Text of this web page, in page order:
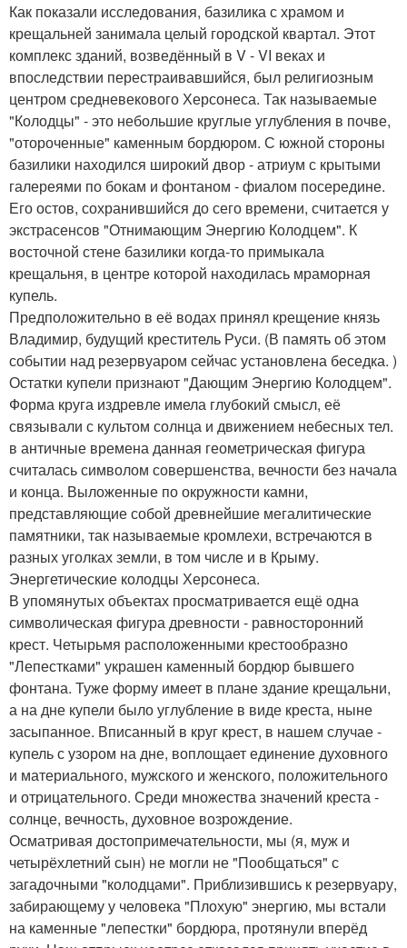
Как показали исследования, базилика с храмом и
крещальней занимала целый городской квартал. Этот
комплекс зданий, возведённый в V - VI веках и
впоследствии перестраивавшийся, был религиозным
центром средневекового Херсонеса. Так называемые
"Колодцы" - это небольшие круглые углубления в почве,
"отороченные" каменным бордюром. С южной стороны
базилики находился широкий двор - атриум с крытыми
галереями по бокам и фонтаном - фиалом посередине.
Его остов, сохранившийся до сего времени, считается у
экстрасенсов "Отнимающим Энергию Колодцем". К
восточной стене базилики когда-то примыкала
крещальня, в центре которой находилась мраморная
купель.
Предположительно в её водах принял крещение князь
Владимир, будущий креститель Руси. (В память об этом
событии над резервуаром сейчас установлена беседка. )
Остатки купели признают "Дающим Энергию Колодцем".
Форма круга издревле имела глубокий смысл, её
связывали с культом солнца и движением небесных тел.
в античные времена данная геометрическая фигура
считалась символом совершенства, вечности без начала
и конца. Выложенные по окружности камни,
представляющие собой древнейшие мегалитические
памятники, так называемые кромлехи, встречаются в
разных уголках земли, в том числе и в Крыму.
Энергетические колодцы Херсонеса.
В упомянутых объектах просматривается ещё одна
символическая фигура древности - равносторонний
крест. Четырьмя расположенными крестообразно
"Лепестками" украшен каменный бордюр бывшего
фонтана. Туже форму имеет в плане здание крещальни,
а на дне купели было углубление в виде креста, ныне
засыпанное. Вписанный в круг крест, в нашем случае -
купель с узором на дне, воплощает единение духовного
и материального, мужского и женского, положительного
и отрицательного. Среди множества значений креста -
солнце, вечность, духовное возрождение.
Осматривая достопримечательности, мы (я, муж и
четырёхлетний сын) не могли не "Пообщаться" с
загадочными "колодцами". Приблизившись к резервуару,
забирающему у человека "Плохую" энергию, мы встали
на каменные "лепестки" бордюра, протянули вперёд